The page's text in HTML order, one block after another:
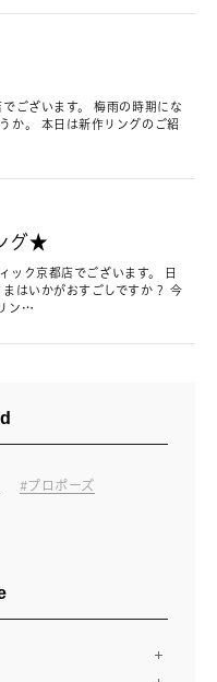
ございます。 梅雨の時期にな
か。 本日は新作リングのご紹
グ★
ック京都店でございます。 日
はいかがおすごしですか？ 今
ン…
プロポーズ